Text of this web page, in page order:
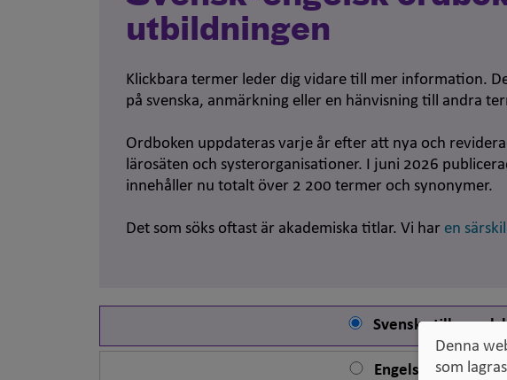
utbildningen
Klickbara termer leder dig vidare till mer information.
på svenska, anmärkning eller en hänvisning till andra
Ordboken uppdateras varje år efter att nya och
lärosäten och systerorganisationer. I juni 2026
innehåller nu totalt över 2 200 termer och synonymer.
Det som söks oftast är akademiska titlar. Vi har en
Svenska till
Engelska till
Denna
som